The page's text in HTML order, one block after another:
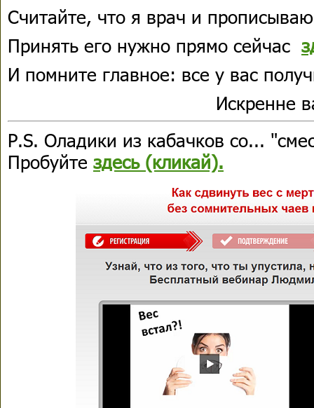
Считайте, что я врач и
Принять его нужно прямо сейчас
И помните главное: все у вас
Искренне
P.S. Оладики из кабачков со...
Пробуйте здесь (кликай).